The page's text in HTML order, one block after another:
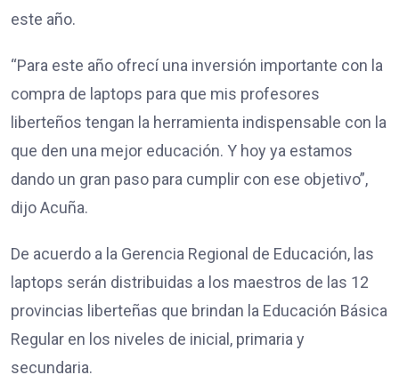
este año.
“Para este año ofrecí una inversión importante con la
compra de laptops para que mis profesores
liberteños tengan la herramienta indispensable con la
que den una mejor educación. Y hoy ya estamos
dando un gran paso para cumplir con ese objetivo”,
dijo Acuña.
De acuerdo a la Gerencia Regional de Educación, las
laptops serán distribuidas a los maestros de las 12
provincias liberteñas que brindan la Educación Básica
Regular en los niveles de inicial, primaria y
secundaria.